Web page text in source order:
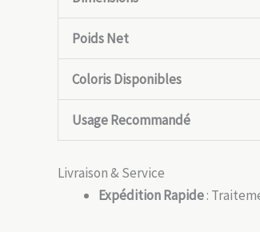
Poids Net
Coloris Disponibles
Usage Recommandé
Livraison & Service
Expédition Rapide: